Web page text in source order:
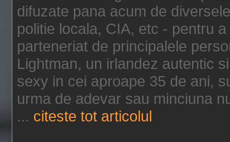
difuzate pana acum de
politie locala, CIA, etc - pentru
parteneriat de principalele
Lightman, un irlandez autentic
sexy in cei aproape 35 de ani,
urma de adevar sau minciuna
... citeste tot articolul